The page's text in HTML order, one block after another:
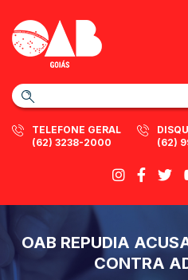
TELEFONE GERAL
(62) 3238-2000
(62)
OAB REPUDIA
CONTRA